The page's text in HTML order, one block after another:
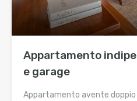
Appartamento
e garage
Appartamento avente doppio